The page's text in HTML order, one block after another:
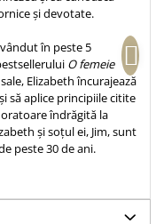
și devotate.
vândut în peste 5
O femeie
Elizabeth încurajează
să aplice principiile citite
oratoare îndrăgită la
și soțul ei, Jim, sunt
peste 30 de ani.